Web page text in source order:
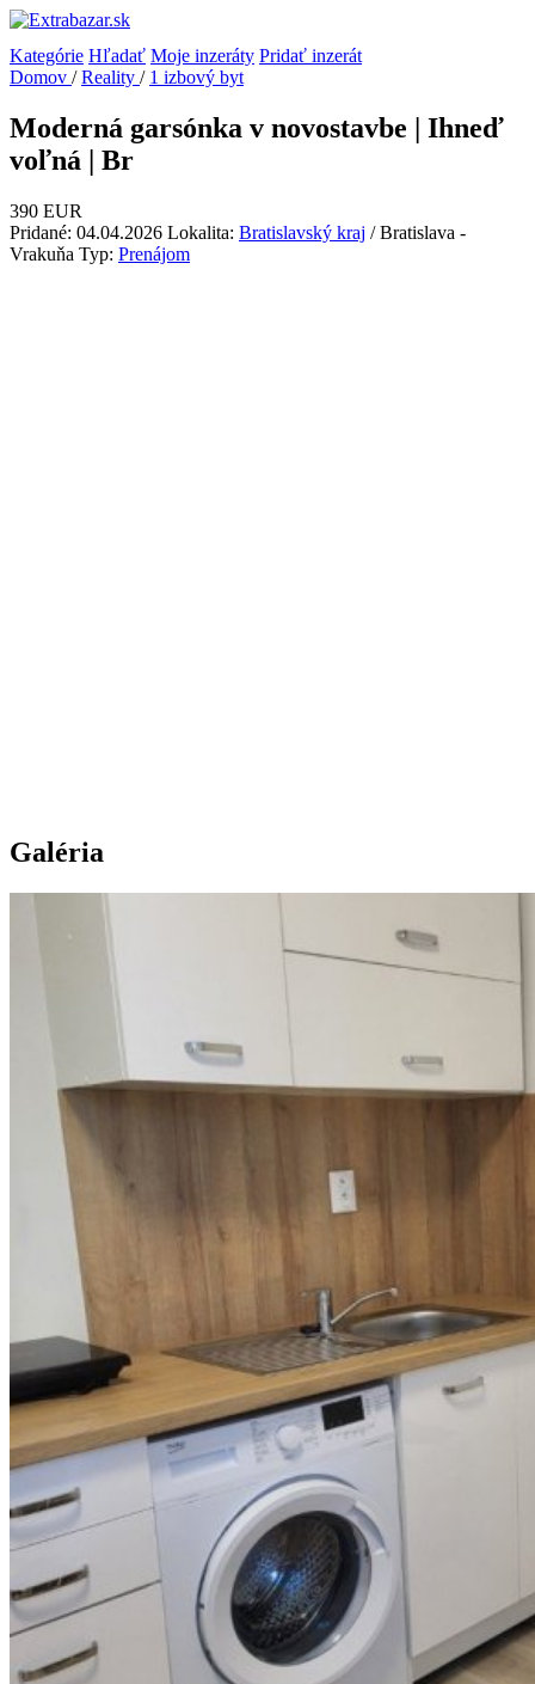
Kategórie Hľadať Moje inzeráty Pridať inzerát
Domov / Reality / 1 izbový byt
Moderná garsónka v novostavbe | Ihneď
voľná | Br
390 EUR
Pridané: 04.04.2026 Lokalita: Bratislavský kraj / Bratislava -
Vrakuňa Typ: Prenájom
Galéria